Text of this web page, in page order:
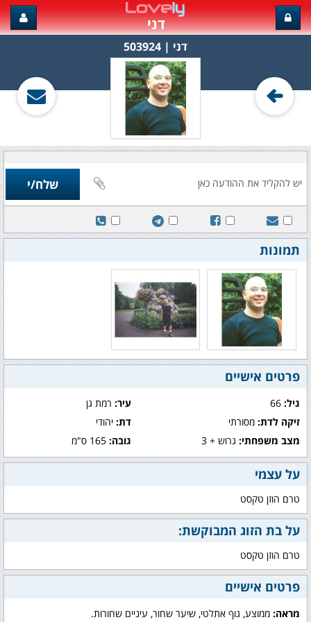
דני
דני‏ | 503924
תמונות
פרטים אישיים
גיל: עיר:רמת גן
זיקה לדת: מסורתי דת:יהודי
מצב משפחתי: גרוש + 3 גובה:165 ס"מ
על עצמי
טרם הוזן טקסט
על בת הזוג המבוקשת:
טרם הוזן טקסט
פרטים אישיים
מראה: ממוצע, גוף אתלטי, שיער שחור, עיניים שחורות.